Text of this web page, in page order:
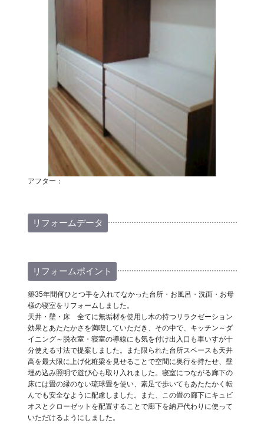
アフター：
リフォームデータ
リフォームポイント
築35年間何ひとつ手を入れてなかった台所・お風呂・洗面・お母
様の寝室をリフォームしました。
天井・壁・床 全てに無垢材を使用し木の持つリラクゼーション
効果とあたたかさを満喫していただき、その中で、キッチン～ダ
イニング～脱衣室・寝室の導線にも気を付け出入口も車いすが十
分使える寸法で提案しました。また限られた台所スペースも天井
高を最大限に上げ化粧梁を見せることで空間に奥行を持たせ、壁
埋め込み照明で遊び心も取り入れました。寝室につながる廊下の
床には畳の縁のない琉球畳を使い、素足で歩いてもあたたかく転
んでも安全なように配慮しました。また、この畳の廊下にキュビ
オスとクローゼットを配置することで廊下を納戸代わりに使って
いただけるようにしました。